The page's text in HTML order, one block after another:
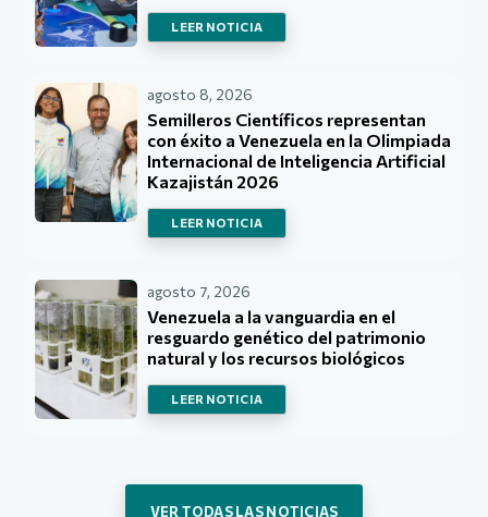
LEER NOTICIA
agosto 8, 2026
Semilleros Científicos representan
con éxito a Venezuela en la Olimpiada
Internacional de Inteligencia Artificial
Kazajistán 2026
LEER NOTICIA
agosto 7, 2026
Venezuela a la vanguardia en el
resguardo genético del patrimonio
natural y los recursos biológicos
LEER NOTICIA
VER TODAS LAS NOTICIAS